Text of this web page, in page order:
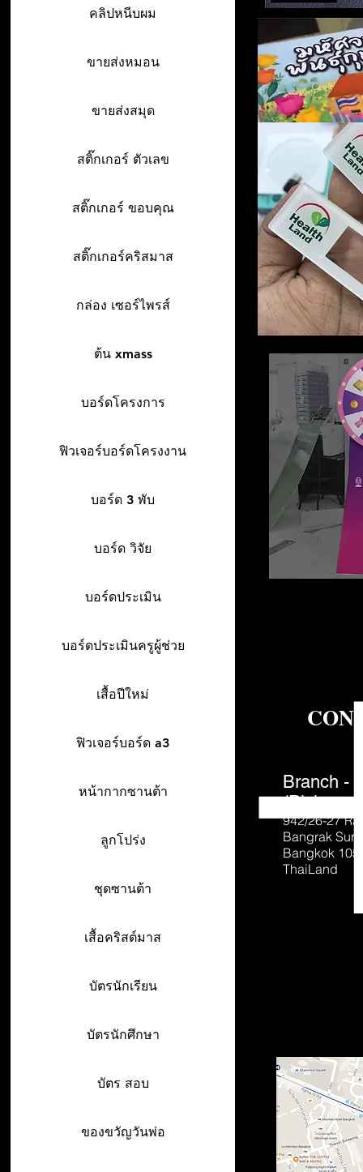
คลิปหนีบผม
ขายส่งหมอน
ขายส่งสมุด
สติ๊กเกอร์ ตัวเลข
สติ๊กเกอร์ ขอบคุณ
สติ๊กเกอร์คริสมาส
กล่อง เซอร์ไพรส์
ต้น xmass
บอร์ดโครงการ
ฟิวเจอร์บอร์ดโครงงาน
บอร์ด 3 พับ
บอร์ด วิจัย
บอร์ดประเมิน
บอร์ดประเมินครูผู้ช่วย
เสื้อปีใหม่
ฟิวเจอร์บอร์ด a3
หน้ากากซานต้า
ลูกโปร่ง
ชุดซานต้า
เสื้อคริสต์มาส
บัตรนักเรียน
บัตรนักศึกษา
บัตร สอบ
ของขวัญวันพ่อ
Branch -
(Pick-up
942/26-27
Bangrak
Bangkok
ThaiLand